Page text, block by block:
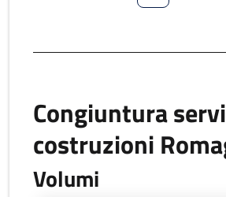
Congiuntura
costruzioni
Volumi